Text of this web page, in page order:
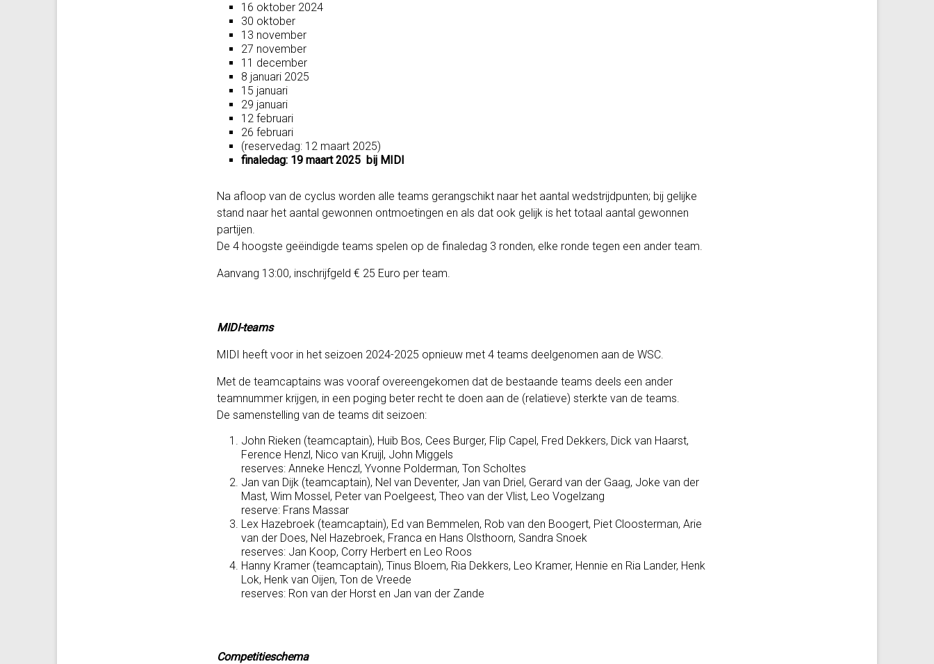
16 oktober 2024
30 oktober
13 november
27 november
11 december
8 januari 2025
15 januari
29 januari
12 februari
26 februari
(reservedag: 12 maart 2025)
finaledag: 19 maart 2025 bij MIDI
Na afloop van de cyclus worden alle teams gerangschikt naar het aantal wedstrijdpunten; bij gelijke
stand naar het aantal gewonnen ontmoetingen en als dat ook gelijk is het totaal aantal gewonnen
partijen.
De 4 hoogste geëindigde teams spelen op de finaledag 3 ronden, elke ronde tegen een ander team.
Aanvang 13:00, inschrijfgeld € 25 Euro per team.
MIDI-teams
MIDI heeft voor in het seizoen 2024-2025 opnieuw met 4 teams deelgenomen aan de WSC.
Met de teamcaptains was vooraf overeengekomen dat de bestaande teams deels een ander
teamnummer krijgen, in een poging beter recht te doen aan de (relatieve) sterkte van de teams.
De samenstelling van de teams dit seizoen:
John Rieken (teamcaptain), Huib Bos, Cees Burger, Flip Capel, Fred Dekkers, Dick van Haarst,
Ference Henzl, Nico van Kruijl, John Miggels
reserves: Anneke Henczl, Yvonne Polderman, Ton Scholtes
Jan van Dijk (teamcaptain), Nel van Deventer, Jan van Driel, Gerard van der Gaag, Joke van der
Mast, Wim Mossel, Peter van Poelgeest, Theo van der Vlist, Leo Vogelzang
reserve: Frans Massar
Lex Hazebroek (teamcaptain), Ed van Bemmelen, Rob van den Boogert, Piet Cloosterman, Arie
van der Does, Nel Hazebroek, Franca en Hans Olsthoorn, Sandra Snoek
reserves: Jan Koop, Corry Herbert en Leo Roos
Hanny Kramer (teamcaptain), Tinus Bloem, Ria Dekkers, Leo Kramer, Hennie en Ria Lander, Henk
Lok, Henk van Oijen, Ton de Vreede
reserves: Ron van der Horst en Jan van der Zande
Competitieschema